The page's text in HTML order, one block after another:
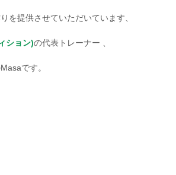
を提供させていただいています、
ション)の代表トレーナー 、
です。